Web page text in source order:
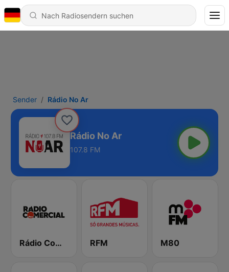
Sender Rádio No Ar
Rádio No Ar
107.8 FM
Rádio Comercial RFM M80